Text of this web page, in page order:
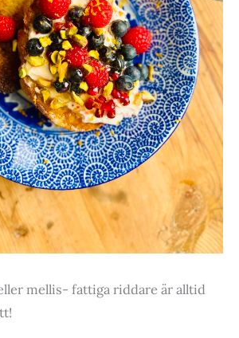
mellis- fattiga riddare är alltid